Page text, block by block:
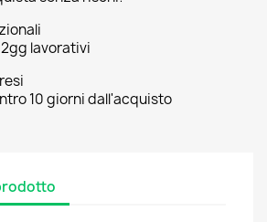
lavorativi
10 giorni dall'acquisto